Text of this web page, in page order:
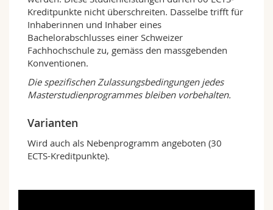
Augmented und Virtual Reality oder Fuzzy
Logic, fortgeschrittenen Konzepten zur
Entwicklung von Informationssystemen, der
Entwicklung von domänen-spezifischen
Modellierungsmethoden, Methoden der
Management sowie Revenue Management.
Auch das obligatorische Praktikum in der
zeugt von dieser Verankerung in der Praxis. In
Studierenden schliesslich mit einer
Fragestellung im Zusammenhang mit aktuellen
mit Unternehmen.
Kreditpunkte nicht überschreiten. Dasselbe trifft für
Inhaberinnen und Inhaber eines
Bachelorabschlusses einer Schweizer
Fachhochschule zu, gemäss den massgebenden
Konventionen.
Die spezifischen Zulassungsbedingungen jedes
Masterstudienprogrammes bleiben vorbehalten.
Varianten
Wird auch als Nebenprogramm angeboten (30
ECTS-Kreditpunkte).